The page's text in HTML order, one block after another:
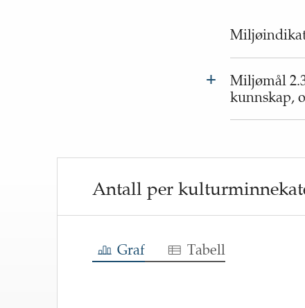
+
Miljømål
kunnskap,
%
Gå til
Antall per
Graf Tabell